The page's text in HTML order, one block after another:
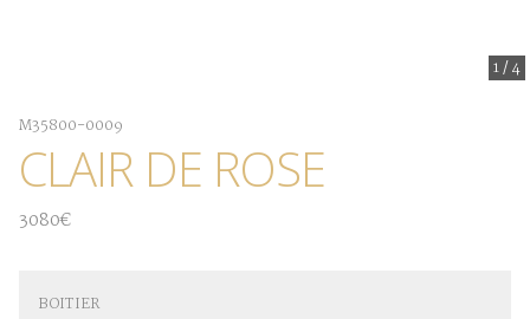
1/4
M35800-0009
CLAIR DE ROSE
3080€
BOITIER